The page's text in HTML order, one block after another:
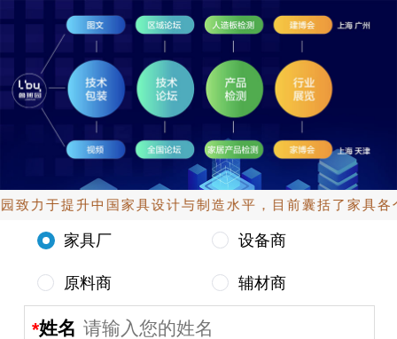
力于提升中国家具设计与制造水平，目前囊括了家具各
家具厂 设备商
原料商 辅材商
姓名